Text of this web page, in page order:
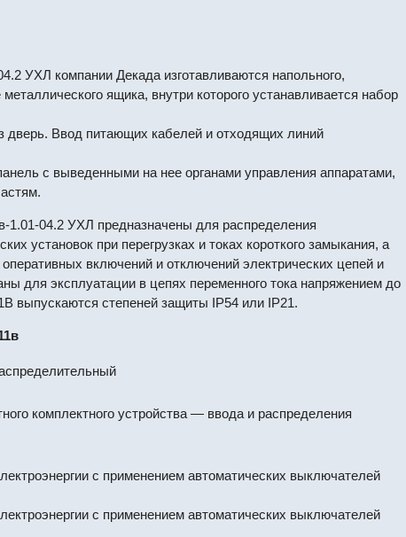
УХЛ компании Декада изготавливаются напольного,
ящика, внутри которого устанавливается набор
дверь. Ввод питающих кабелей и отходящих линий
с выведенными на нее органами управления аппаратами,
1.01-04.2 УХЛ предназначены для распределения
установок при перегрузках и токах короткого замыкания, а
включений и отключений электрических цепей и
для эксплуатации в цепях переменного тока напряжением до
выпускаются степеней защиты IP54 или IP21.
комплектного устройства — ввода и распределения
с применением автоматических выключателей
с применением автоматических выключателей